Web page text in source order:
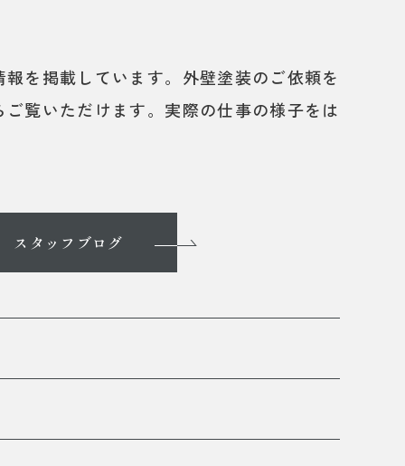
を掲載しています。外壁塗装のご依頼を
覧いただけます。実際の仕事の様子をは
スタッフブログ